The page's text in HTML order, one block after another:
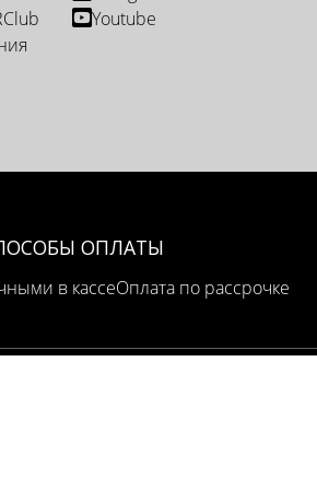
Youtube
ОПЛАТЫ
в кассеОплата по рассрочке
ДОСТАВКИ